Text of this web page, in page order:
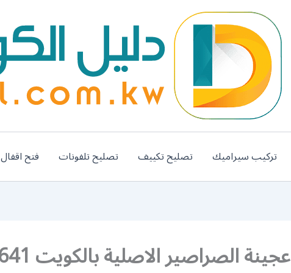
تركيب سيراميك تصليح تكييف تصليح تلفونات فتح اقفال
عجينة الصراصير الاصلية بالكويت 50050641